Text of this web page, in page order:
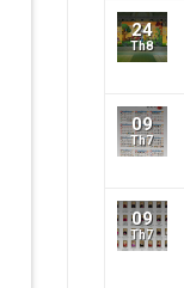
24
Th8
09
Th7
09
Th7